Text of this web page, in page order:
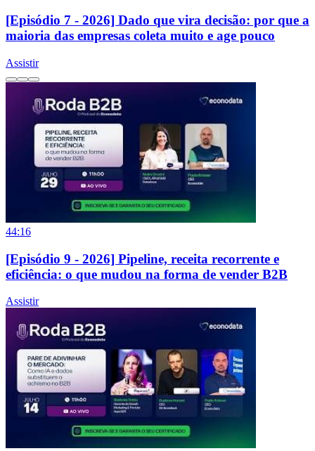
[Episódio 7 - 2026] Dado que vira decisão: por que a
maioria das empresas coleta muito e age pouco
Assistir
44:16
[Episódio 9 - 2026] Pipeline, receita recorrente e
eficiência: o que mudou na forma de vender B2B
Assistir